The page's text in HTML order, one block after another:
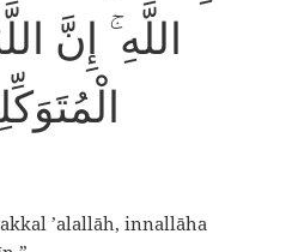
اللَّهِ ۚ إِنَّ
’alallāh, innallāha